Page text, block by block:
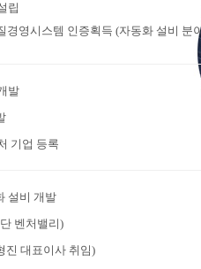
립
경영시스템 인증획득 (자동화 설비 분
발
기업 등록
설비 개발
벤처밸리)
진 대표이사 취임)